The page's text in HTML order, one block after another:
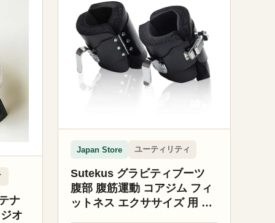
ナ
オ
Japan Store ユーティリティ
Sutekus グラビティブーツ
腹部 腹筋運動 コアジム フィ
ットネス エクササイズ 用 自